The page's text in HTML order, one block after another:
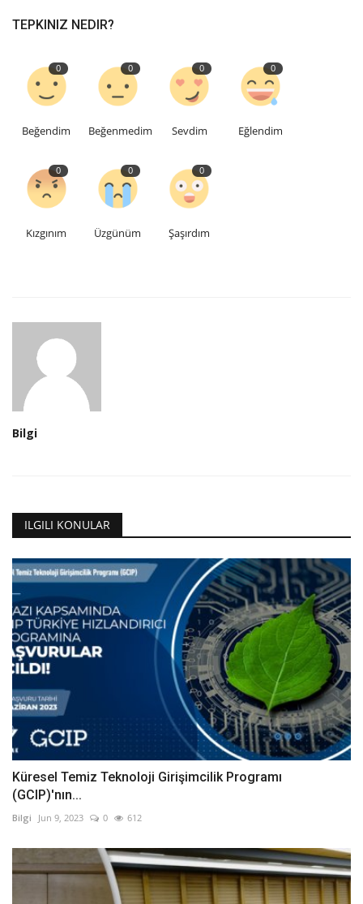
TEPKINIZ NEDIR?
0
Beğendim
0
Beğenmedim
0
Sevdim
0
Eğlendim
0
Kızgınım
0
Üzgünüm
0
Şaşırdım
Bilgi
ILGILI KONULAR
Küresel Temiz Teknoloji Girişimcilik Programı
(GCIP)'nın...
Bilgi Jun 9, 2023 0 612